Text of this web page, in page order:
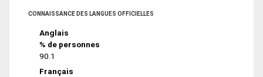
CONNAISSANCE DES LANGUES OFFICIELLES
Anglais
% de personnes
90.1
Français